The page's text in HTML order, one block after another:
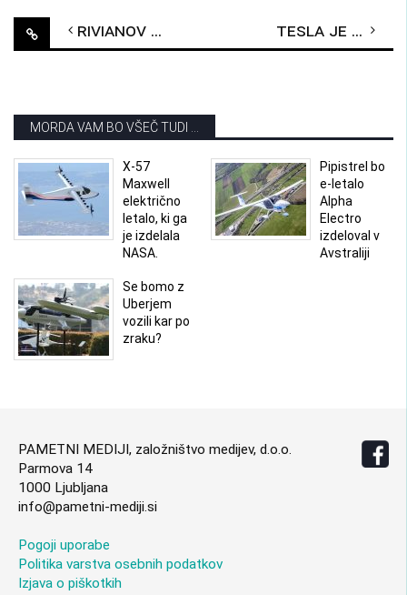
Post
navigation
Rivianov naslednji projekt bo morda rally vozilo Tesla je v “zadnji fazi” izbire mesta za evropsko Gigafactory tovarno
MORDA VAM BO VŠEČ TUDI ...
X-57
Maxwell
električno
letalo, ki ga
je izdelala
NASA.
Pipistrel bo
e-letalo
Alpha
Electro
izdeloval v
Avstraliji
Se bomo z
Uberjem
vozili kar po
zraku?
PAMETNI MEDIJI, založništvo medijev, d.o.o.
Parmova 14
1000 Ljubljana
info@pametni-mediji.si
Pogoji uporabe
Politika varstva osebnih podatkov
Izjava o piškotkih